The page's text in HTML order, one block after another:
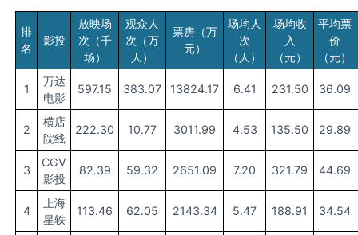
排
名
影投
放映场
次（千
场）
观众人
次（万
人）
票房（万
元）
场均人
次
（人）
场均收
入
（元）
平均票
价
（元）
1
万达
电影
597.15 383.07 13824.17 6.41 231.50 36.09
2
横店
院线
222.30 10.77 3011.99 4.53 135.50 29.89
3
CGV
影投
82.39 59.32 2651.09 7.20 321.79 44.69
4
上海
星轶
113.46 62.05 2143.34 5.47 188.91 34.54